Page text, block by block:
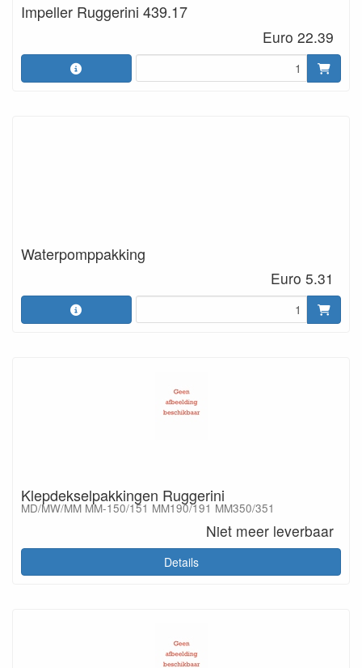
Impeller Ruggerini 439.17
Euro 22.39
Waterpomppakking
Euro 5.31
Klepdekselpakkingen Ruggerini
MD/MW/MM MM-150/151 MM190/191 MM350/351
Niet meer leverbaar
Details